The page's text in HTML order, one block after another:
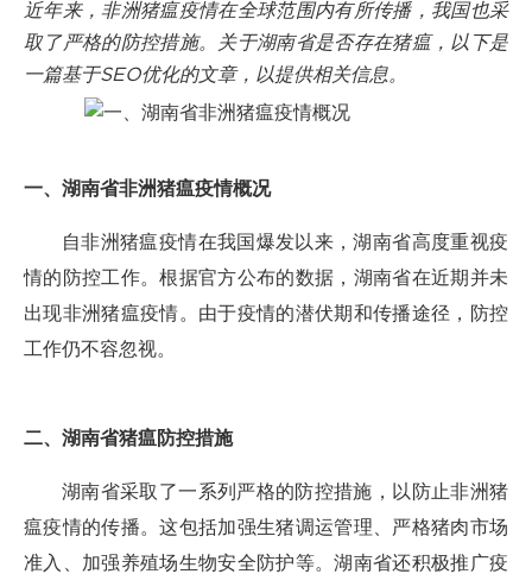
近年来，非洲猪瘟疫情在全球范围内有所传播，我国也采
取了严格的防控措施。关于湖南省是否存在猪瘟，以下是
一篇基于SEO优化的文章，以提供相关信息。
一、湖南省非洲猪瘟疫情概况
自非洲猪瘟疫情在我国爆发以来，湖南省高度重视疫
情的防控工作。根据官方公布的数据，湖南省在近期并未
出现非洲猪瘟疫情。由于疫情的潜伏期和传播途径，防控
工作仍不容忽视。
二、湖南省猪瘟防控措施
湖南省采取了一系列严格的防控措施，以防止非洲猪
瘟疫情的传播。这包括加强生猪调运管理、严格猪肉市场
准入、加强养殖场生物安全防护等。湖南省还积极推广疫